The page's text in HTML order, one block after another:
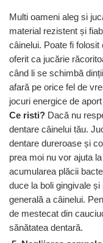
Multi oameni aleg si
material rezistent și
câinelui. Poate fi
oferit ca jucărie
când li se schimbă
afară pe orice fel de
jocuri energice de
Ce risti? Dacă nu
dentare câinelui tău.
dentare dureroase și
prea moi nu vor ajuta
acumularea plăcii
duce la boli gingivale
generală a câinelui.
de mestecat din
sănătatea dentară.